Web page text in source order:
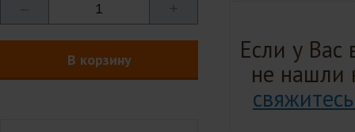
+
– 1
В корзину
Если у
не нашли